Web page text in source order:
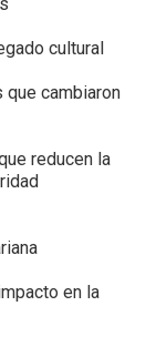
cultural
que cambiaron
reducen la
en la